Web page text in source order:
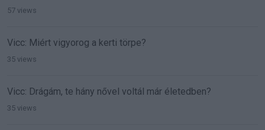
57 views
Vicc: Miért vigyorog a kerti törpe?
35 views
Vicc: Drágám, te hány nővel voltál már életedben?
35 views